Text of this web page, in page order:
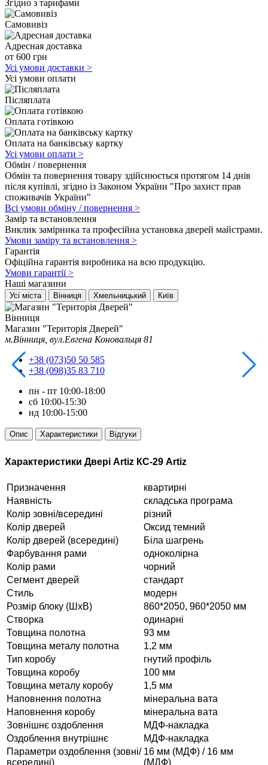
Згідно з тарифами
Самовивіз
Адресная доставка
от 600 грн
Усі умови доставки >
Усі умови оплати
Післяплата
Оплата готівкою
Оплата на банківську картку
Усі умови оплати >
Обмін / повернення
Обмін та повернення товару здійснюється протягом 14 днів
після купівлі, згідно із Законом України "Про захист прав
споживачів України"
Всі умови обміну / повернення >
Замір та встановлення
Виклик замірника та професійна установка дверей майстрами.
Умови заміру та встановлення >
Гарантія
Офіційна гарантія виробника на всю продукцію.
Умови гарантії>
Наші магазини
Усі міста Вінниця Хмельницький Київ
Вінниця
Магазин "Територія Дверей"
м.Вінниця, вул.Евгена Коновальця 81
+38 (073)50 50 585
+38 (098)35 83 710
пн - пт 10:00-18:00
сб 10:00-15:30
нд 10:00-15:00
Опис Характеристики Відгуки
Характеристики Двері Artiz КС-29 Artiz
Призначення
квартирні
Наявність
складська програма
Колір зовні/всередині
різний
Колір дверей
Оксид темний
Колір дверей (всередині)
Біла шагрень
Фарбування рами
одноколірна
Колір рами
чорний
Сегмент дверей
стандарт
Стиль
модерн
Розмір блоку (ШxВ)
860*2050, 960*2050 мм
Створка
одинарні
Товщина полотна
93 мм
Товщина металу полотна
1,2 мм
Тип коробу
гнутий профіль
Товщина коробу
100 мм
Товщина металу коробу
1,5 мм
Наповнення полотна
мінеральна вата
Наповнення коробу
мінеральна вата
Зовнішнє оздоблення
МДФ-накладка
Оздоблення внутрішнє
МДФ-накладка
Параметри оздоблення (зовні/
всередині)
16 мм (МДФ) / 16 мм
(МДФ)